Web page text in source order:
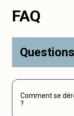
FAQ
Comment se
?